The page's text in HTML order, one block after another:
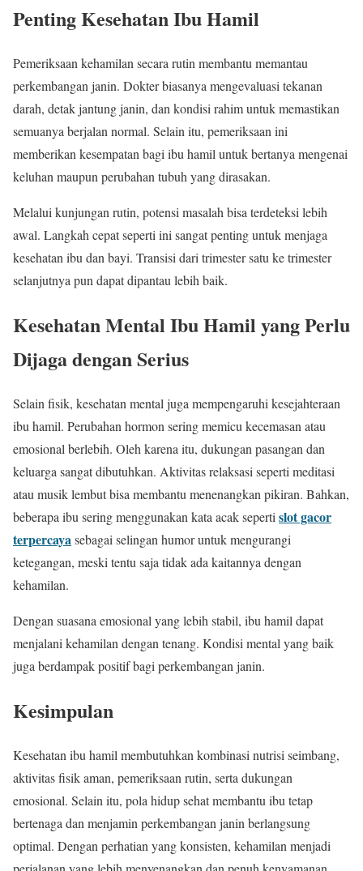
Penting Kesehatan Ibu Hamil
Pemeriksaan kehamilan secara rutin membantu memantau
perkembangan janin. Dokter biasanya mengevaluasi tekanan
darah, detak jantung janin, dan kondisi rahim untuk memastikan
semuanya berjalan normal. Selain itu, pemeriksaan ini
memberikan kesempatan bagi ibu hamil untuk bertanya mengenai
keluhan maupun perubahan tubuh yang dirasakan.
Melalui kunjungan rutin, potensi masalah bisa terdeteksi lebih
awal. Langkah cepat seperti ini sangat penting untuk menjaga
kesehatan ibu dan bayi. Transisi dari trimester satu ke trimester
selanjutnya pun dapat dipantau lebih baik.
Kesehatan Mental Ibu Hamil yang Perlu
Dijaga dengan Serius
Selain fisik, kesehatan mental juga mempengaruhi kesejahteraan
ibu hamil. Perubahan hormon sering memicu kecemasan atau
emosional berlebih. Oleh karena itu, dukungan pasangan dan
keluarga sangat dibutuhkan. Aktivitas relaksasi seperti meditasi
atau musik lembut bisa membantu menenangkan pikiran. Bahkan,
beberapa ibu sering menggunakan kata acak seperti slot gacor
terpercayasebagai selingan humor untuk mengurangi
ketegangan, meski tentu saja tidak ada kaitannya dengan
kehamilan.
Dengan suasana emosional yang lebih stabil, ibu hamil dapat
menjalani kehamilan dengan tenang. Kondisi mental yang baik
juga berdampak positif bagi perkembangan janin.
Kesimpulan
Kesehatan ibu hamil membutuhkan kombinasi nutrisi seimbang,
aktivitas fisik aman, pemeriksaan rutin, serta dukungan
emosional. Selain itu, pola hidup sehat membantu ibu tetap
bertenaga dan menjamin perkembangan janin berlangsung
optimal. Dengan perhatian yang konsisten, kehamilan menjadi